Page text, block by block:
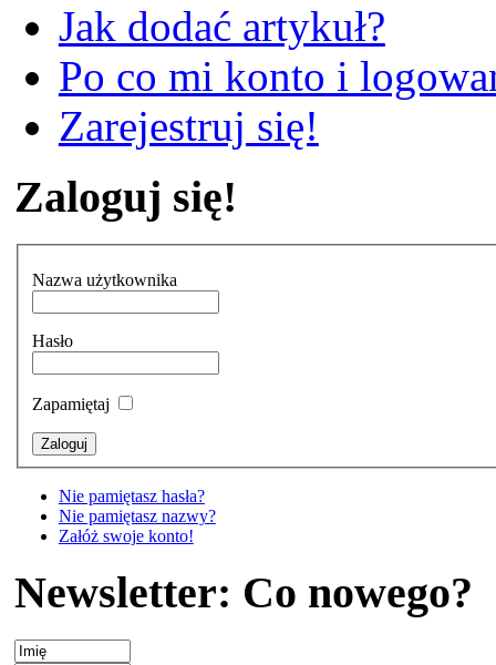
Jak dodać artykuł?
Po co mi konto i
Zarejestruj się!
Zaloguj się!
Nazwa użytkownika
Hasło
Zapamiętaj
Nie pamiętasz hasła?
Nie pamiętasz nazwy?
Załóż swoje konto!
Newsletter: Co nowego?